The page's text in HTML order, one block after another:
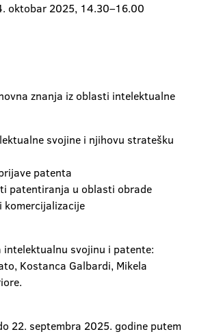
oktobar 2025, 14.30–16.00
znanja iz oblasti intelektualne
svojine i njihovu stratešku
patenta
patentiranja u oblasti obrade
komercijalizacije
svojinu i patente:
Kostanca Galbardi, Mikela
22. septembra 2025. godine putem